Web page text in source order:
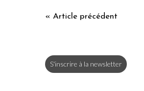
« Article précédent
S'inscrire à la newsletter